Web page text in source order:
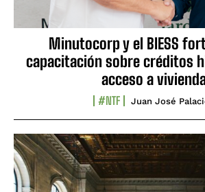
Minutocorp y el BIESS
capacitación sobre créditos
acceso a
#NTF Juan José